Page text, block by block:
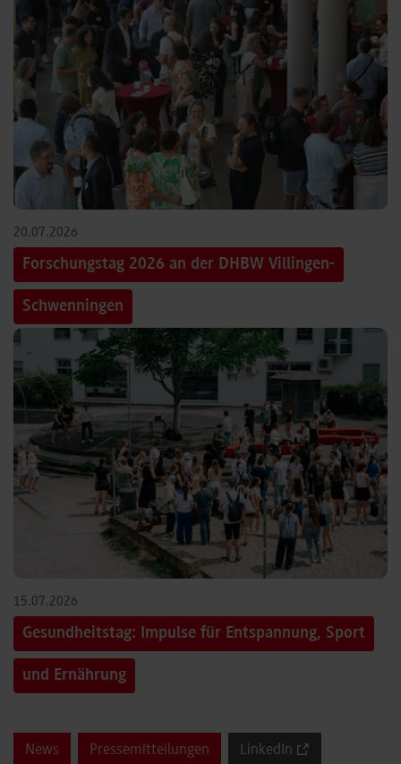
20.07.2026
Forschungstag 2026 an der DHBW Villingen-
Schwenningen
15.07.2026
Gesundheitstag: Impulse für Entspannung, Sport
und Ernährung
News Pressemitteilungen LinkedIn